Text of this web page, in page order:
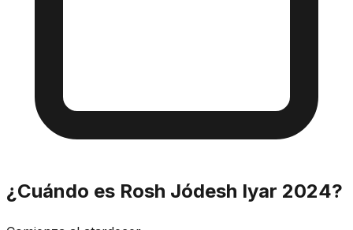
¿Cuándo es Rosh Jódesh Iyar 2024?